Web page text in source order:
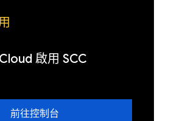
啟用 SCC
前往控制台